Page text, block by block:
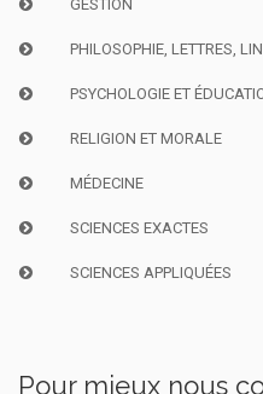
GESTION
PHILOSOPHIE, LETTRES,
PSYCHOLOGIE ET
RELIGION ET MORALE
MÉDECINE
SCIENCES EXACTES
SCIENCES APPLIQUÉES
Pour mieux nous